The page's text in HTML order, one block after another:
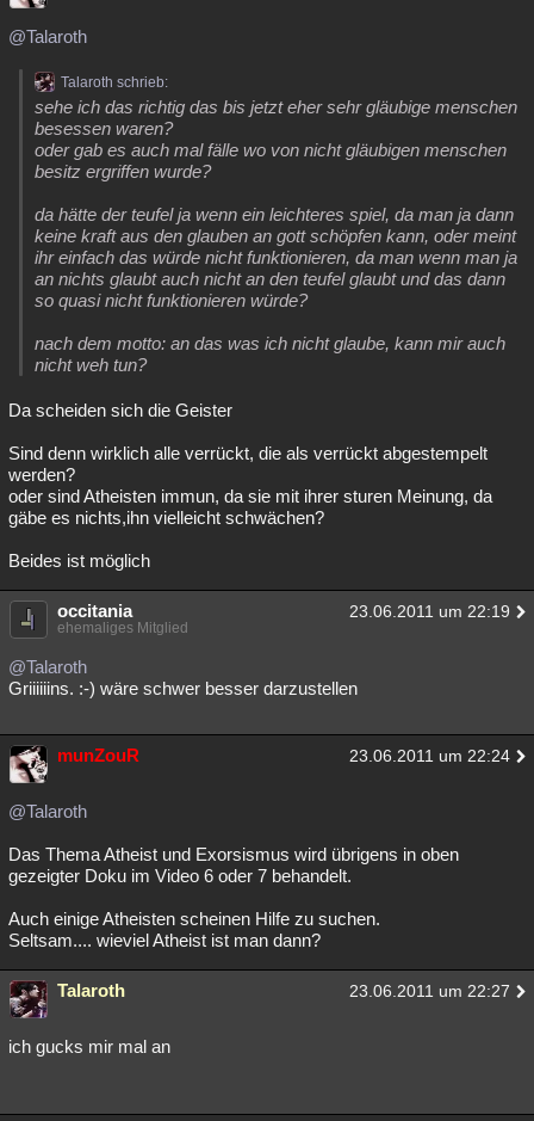
@Talaroth
Talaroth schrieb:
sehe ich das richtig das bis jetzt eher sehr gläubige menschen
besessen waren?
oder gab es auch mal fälle wo von nicht gläubigen menschen
besitz ergriffen wurde?
da hätte der teufel ja wenn ein leichteres spiel, da man ja dann
keine kraft aus den glauben an gott schöpfen kann, oder meint
ihr einfach das würde nicht funktionieren, da man wenn man ja
an nichts glaubt auch nicht an den teufel glaubt und das dann
so quasi nicht funktionieren würde?
nach dem motto: an das was ich nicht glaube, kann mir auch
nicht weh tun?
Da scheiden sich die Geister
Sind denn wirklich alle verrückt, die als verrückt abgestempelt
werden?
oder sind Atheisten immun, da sie mit ihrer sturen Meinung, da
gäbe es nichts,ihn vielleicht schwächen?
Beides ist möglich
occitania 23.06.2011 um 22:19
ehemaliges Mitglied
@Talaroth
Griiiiiins. :-) wäre schwer besser darzustellen
munZouR 23.06.2011 um 22:24
@Talaroth
Das Thema Atheist und Exorsismus wird übrigens in oben
gezeigter Doku im Video 6 oder 7 behandelt.
Auch einige Atheisten scheinen Hilfe zu suchen.
Seltsam.... wieviel Atheist ist man dann?
Talaroth 23.06.2011 um 22:27
ich gucks mir mal an